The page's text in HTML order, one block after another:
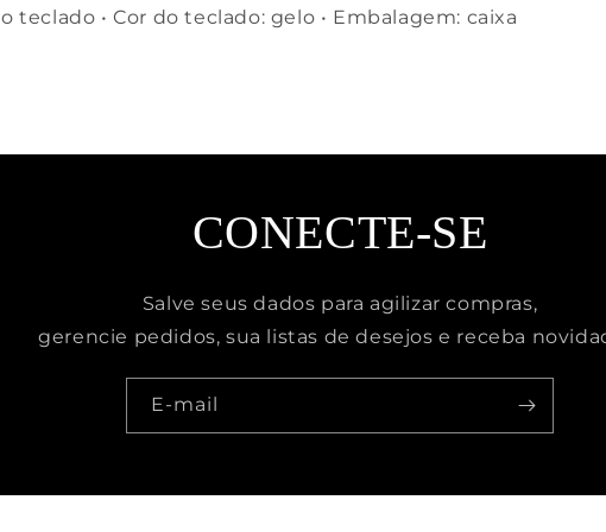
o teclado • Cor do teclado: gelo • Embalagem: caixa
CONECTE-SE
Salve seus dados para agilizar compras,
gerencie pedidos, sua listas de desejos e receba
E-mail